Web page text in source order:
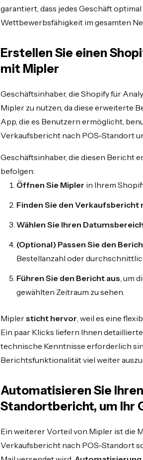
garantiert, dass jedes Geschäft
Wettbewerbsfähigkeit im gesamten
Erstellen Sie einen
mit Mipler
Geschäftsinhaber, die Shopify für
Mipler zu nutzen, da diese erweiterte
App, die es Benutzern ermöglicht,
Verkaufsbericht nach POS-Standort
Geschäftsinhaber, die diesen Bericht
befolgen:
Öffnen Sie Mipler in Ihrem
Finden Sie den Verkaufsbericht
Wählen Sie Ihren Datumsbereich
(Optional) Passen Sie den
Bestellanzahl oder
Führen Sie den Bericht aus , um
gewählten Zeitraum zu sehen.
Miplersticht hervor , weil es eine
Ein paar Klicks liefern Ihnen
technische Kenntnisse erforderlich
Berichtsfunktionalität viel weiter
Automatisieren Sie
Standortbericht, um Ihr
Ein weiterer Vorteil von Mipler ist die
Verkaufsbericht nach POS-Standort